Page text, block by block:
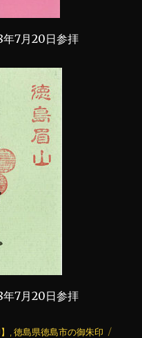
7月20日参拝
7月20日参拝
,徳島県徳島市の御朱印